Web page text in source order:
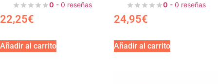
0 - 0 reseñas
22,25€
Añadir al carrito
0 - 0 reseñas
24,95€
Añadir al carrito